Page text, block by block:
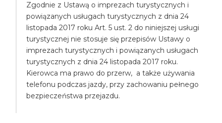
Zgodnie z Ustawą o imprezach turystycznych i
powiązanych usługach turystycznych z dnia 24
listopada 2017 roku Art. 5 ust. 2 do niniejszej usługi
turystycznej nie stosuje się przepisów Ustawy o
imprezach turystycznych i powiązanych usługach
turystycznych z dnia 24 listopada 2017 roku.
Kierowca ma prawo do przerw, a także używania
telefonu podczas jazdy, przy zachowaniu pełnego
bezpieczeństwa przejazdu.